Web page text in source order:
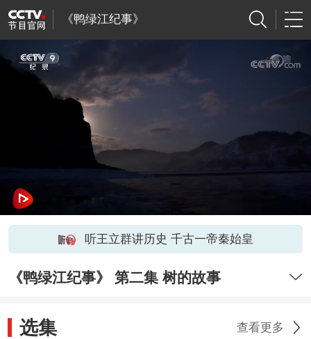
《鸭绿江纪事》
听王立群讲历史 千古一帝秦始皇
《鸭绿江纪事》 第二集 树的故事
选集 查看更多